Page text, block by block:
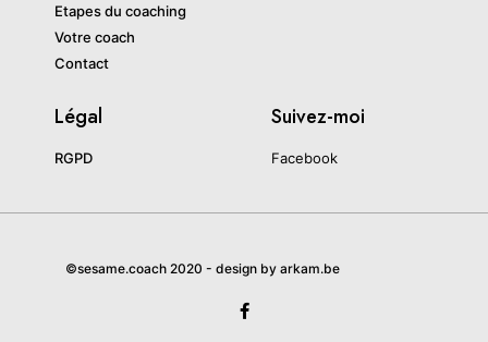
Etapes du coaching
Votre coach
Contact
Légal
RGPD
Suivez-moi
Facebook
©sesame.coach 2020 - design by arkam.be